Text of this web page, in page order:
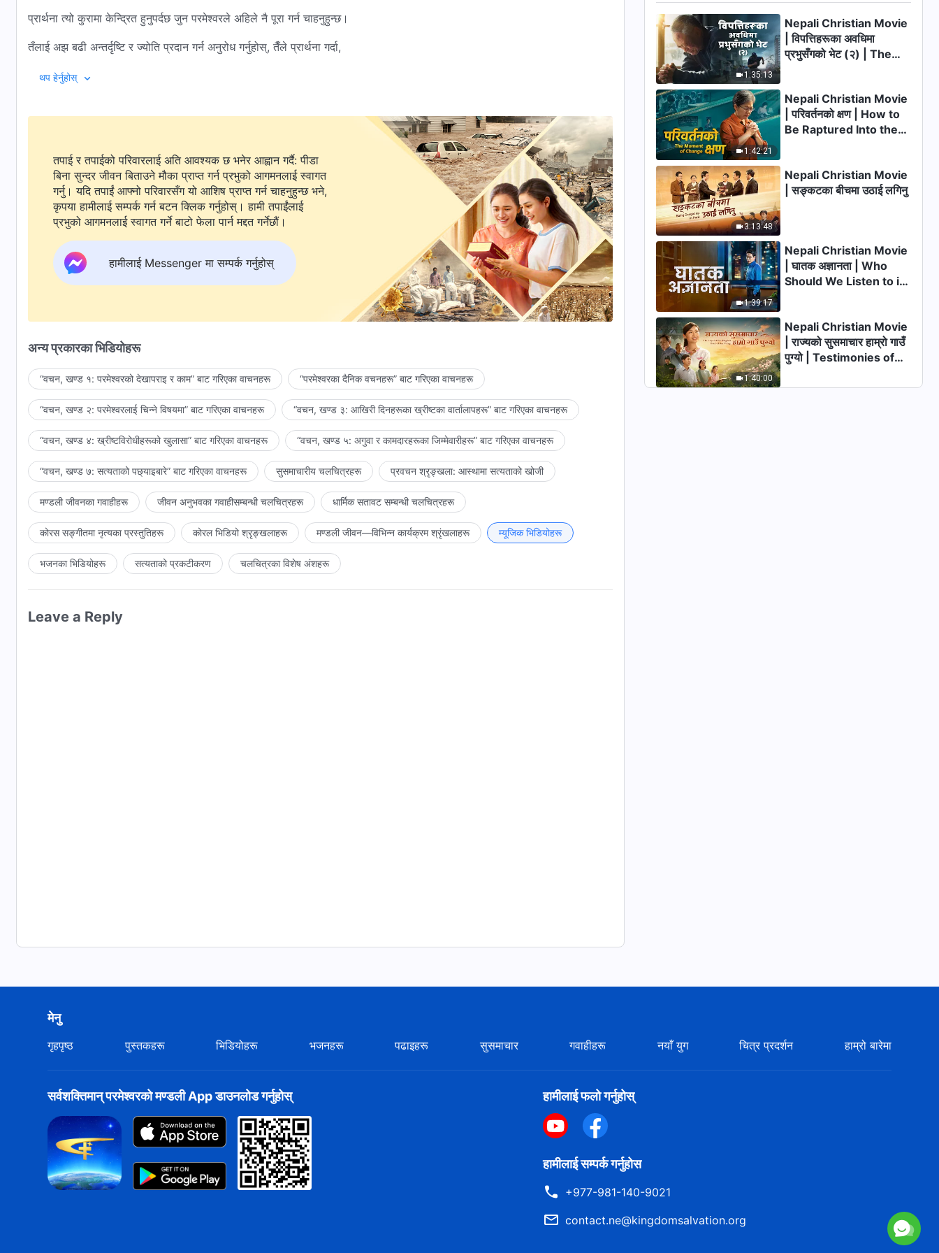
3:57
5:45
Christian Song | परमेश्‍वरका
भेडाहरूले उहाँको आवाज सुन्छन्
5:06
Christian Song | परमेश्‍वरको
पाइलाहरू कसरी खोजतलाश गर्ने
3:41
Christian Song | सबै थोक
परमेश्‍वरका हातमा छन्
प्रार्थना त्यो कुरामा केन्द्रित हुनुपर्दछ जुन परमेश्‍वरले अहिले नै पूरा गर्न चाहनुहुन्छ।
तँलाई अझ बढी अन्तर्दृष्टि र ज्योति प्रदान गर्न अनुरोध गर्नुहोस्, तैँले प्रार्थना गर्दा,
तैँले परमेश्‍वर सामु गरेको संकल्प सहित,
यो त इमान्दार हृदयले परमेश्‍वरको खोजी गर्नु हो।
परमेश्‍वरले तेरो हृदयको सुरक्षा गर्नुभएको होस् भनेर अनुरोध गर्,
ताकि तेरो हृदय उहाँसामु प्रायः शान्त हुन सकोस्;
उहाँले तँलाई जुन वातावरणमा राख्नुभएको छ, त्यसमा तैँले आफैलाई चिन्छस्,
आफैलाई तुच्छ ठान्छस्, र आफैलाई त्याग्छस्,
थप हेर्नुहोस्
तपाई र तपाईको परिवारलाई अति आवश्यक छ भनेर आह्वान गर्दै: पीडा
बिना सुन्दर जीवन बिताउने मौका प्राप्त गर्न प्रभुको आगमनलाई स्वागत
गर्नु। यदि तपाईं आफ्नो परिवारसँग यो आशिष प्राप्त गर्न चाहनुहुन्छ भने,
कृपया हामीलाई सम्पर्क गर्न बटन क्लिक गर्नुहोस्। हामी तपाईंलाई
प्रभुको आगमनलाई स्वागत गर्ने बाटो फेला पार्न मद्दत गर्नेछौं।
हामीलाई Messenger मा सम्पर्क गर्नुहोस्
अन्य प्रकारका भिडियोहरू
“वचन, खण्ड १: परमेश्‍वरको देखापराइ र काम” बाट गरिएका वाचनहरू “परमेश्‍वरका दैनिक वचनहरू” बाट गरिएका वाचनहरू
“वचन, खण्ड २: परमेश्‍वरलाई चिन्‍ने विषयमा” बाट गरिएका वाचनहरू “वचन, खण्ड ३: आखिरी दिनहरूका ख्रीष्टका वार्तालापहरू” बाट गरिएका वाचनहरू
“वचन, खण्ड ४: ख्रीष्टविरोधीहरूको खुलासा” बाट गरिएका वाचनहरू “वचन, खण्ड ५: अगुवा र कामदारहरूका जिम्‍मेवारीहरू” बाट गरिएका वाचनहरू
“वचन, खण्ड ७: सत्यताको पछ्याइबारे” बाट गरिएका वाचनहरू सुसमाचारीय चलचित्रहरू प्रवचन श्रृङ्खला: आस्थामा सत्यताको खोजी
मण्डली जीवनका गवाहीहरू जीवन अनुभवका गवाहीसम्‍बन्धी चलचित्रहरू धार्मिक सतावट सम्‍बन्धी चलचित्रहरू
कोरस सङ्गीतमा नृत्यका प्रस्तुतिहरू कोरल भिडियो श्रृङ्खलाहरू मण्डली जीवन—विभिन्‍न कार्यक्रम श्रृंखलाहरू म्यूजिक भिडियोहरू
भजनका भिडियोहरू सत्यताको प्रकटीकरण चलचित्रका विशेष अंशहरू
Leave a Reply
1:35:13
Nepali Christian Movie
| विपत्तिहरूका अवधिमा
प्रभुसँगको भेट (२) | The
We Enter the Kingdom
of God?
1:42:21
Nepali Christian Movie
| परिवर्तनको क्षण | How to
Be Raptured Into the
3:13:48
Nepali Christian Movie
| सङ्कटका बीचमा उठाई लगिनु
1:39:17
Nepali Christian Movie
| घातक अज्ञानता | Who
Should We Listen to in
1:40:00
Nepali Christian Movie
| राज्यको सुसमाचार हाम्रो गाउँ
पुग्यो | Testimonies of
the Lord's Return
मेनु
गृहपृष्ठ पुस्तकहरू भिडियोहरू भजनहरू पढाइहरू सुसमाचार गवाहीहरू नयाँ युग चित्र प्रदर्शन हाम्रो बारेमा
सर्वशक्तिमान्‌ परमेश्‍वरको मण्डली App डाउनलोड गर्नुहोस् हामीलाई फलो गर्नुहोस्
हामीलाई सम्पर्क गर्नुहोस
+977-981-140-9021
contact.ne@kingdomsalvation.org